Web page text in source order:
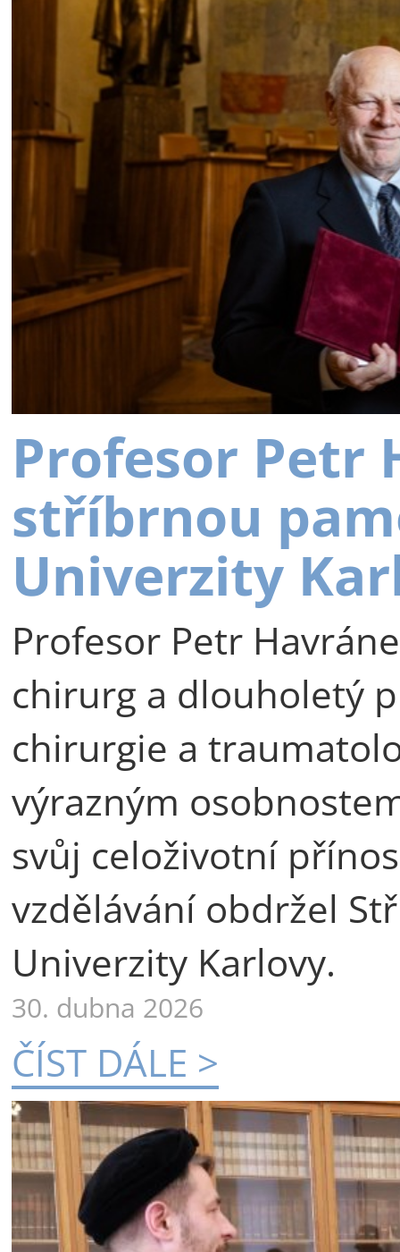
Profesor Petr
stříbrnou
Univerzity
Profesor Petr
chirurg a dlouholetý
chirurgie a
výrazným
svůj celoživotní
vzdělávání obdržel
Univerzity Karlovy.
30. dubna 2026
ČÍST DÁLE >